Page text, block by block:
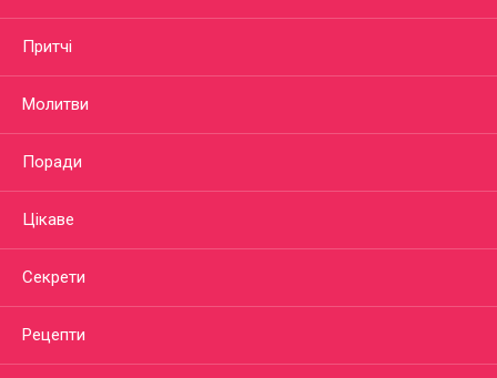
Притчі
Молитви
Поради
Цікаве
Секрети
Рецепти